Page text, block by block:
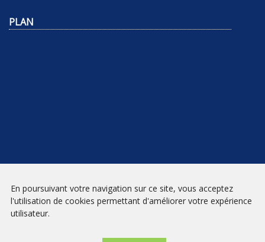
PLAN
NEWSLETTER
En poursuivant votre navigation sur ce site, vous acceptez
l'utilisation de cookies permettant d'améliorer votre expérience
utilisateur.